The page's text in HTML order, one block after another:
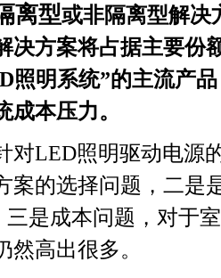
离型或非隔离型解决
决方案将占据主要份
照明系统”的主流产
成本压力。
对LED照明驱动电源
案的选择问题，二是
三是成本问题，对于
然高出很多。